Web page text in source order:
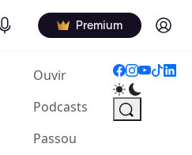
Podcasts Premium Log in
Ouvir(current)
Podcasts
Passou